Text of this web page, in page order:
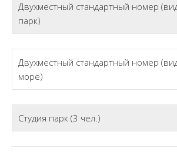
Двухместный стандартный номер
парк)
Двухместный стандартный номер
море)
Студия парк (3 чел.)